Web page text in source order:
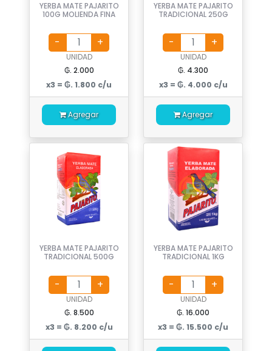
YERBA MATE PAJARITO
100G MOLIENDA FINA
UNIDAD
₲. 2.000
x3 = ₲. 1.800 c/u
Agregar
YERBA MATE PAJARITO
TRADICIONAL 250G
UNIDAD
₲. 4.300
x3 = ₲. 4.000 c/u
Agregar
YERBA MATE PAJARITO
TRADICIONAL 500G
UNIDAD
₲. 8.500
x3 = ₲. 8.200 c/u
YERBA MATE PAJARITO
TRADICIONAL 1KG
UNIDAD
₲. 16.000
x3 = ₲. 15.500 c/u